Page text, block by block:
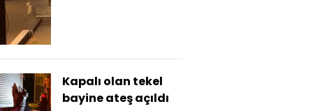
Kapalı olan tekel
bayine ateş açıldı